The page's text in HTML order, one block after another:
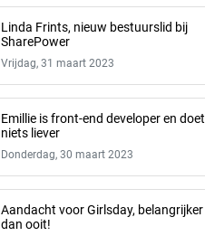
Linda Frints, nieuw bestuurslid bij
SharePower
Vrijdag, 31 maart 2023
Emillie is front-end developer en doet
niets liever
Donderdag, 30 maart 2023
Aandacht voor Girlsday, belangrijker
dan ooit!